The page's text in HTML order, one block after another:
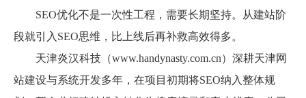
SEO优化不是一次性工程，需要长期坚持。从建站阶
段就引入SEO思维，比上线后再补救高效得多。
天津炎汉科技（www.handynasty.com.cn）深耕天津网
站建设与系统开发多年，在项目初期将SEO纳入整体规